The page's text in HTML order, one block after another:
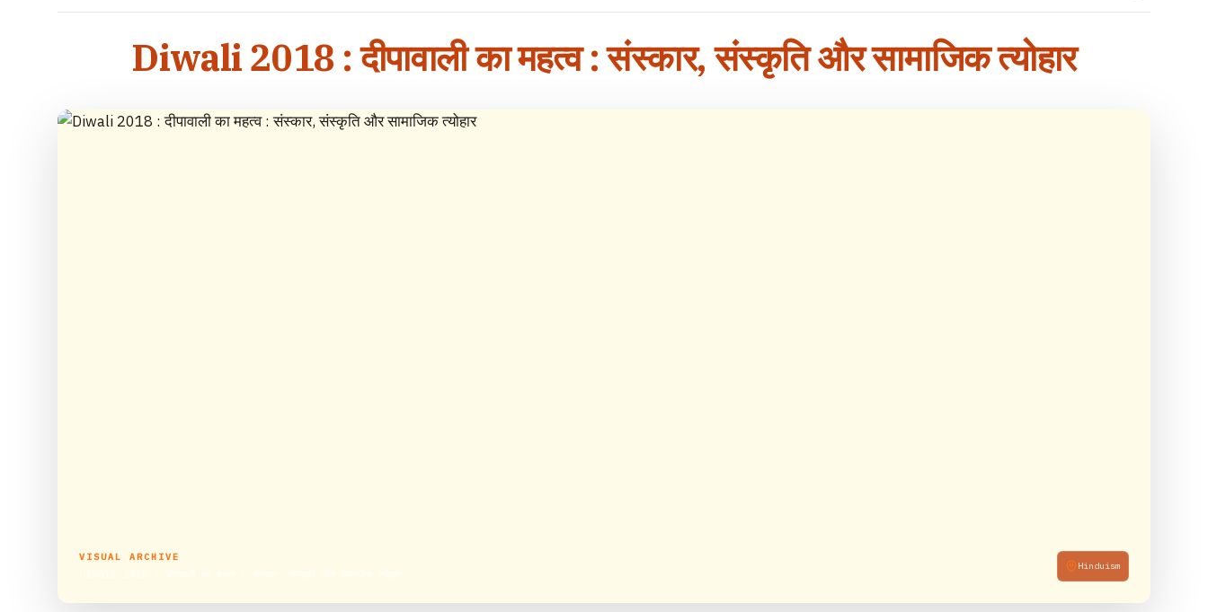
Diwali 2018 : दीपावाली का महत्व : संस्कार, संस्कृति और सामाजिक त्योहार
VISUAL ARCHIVE
Hinduism